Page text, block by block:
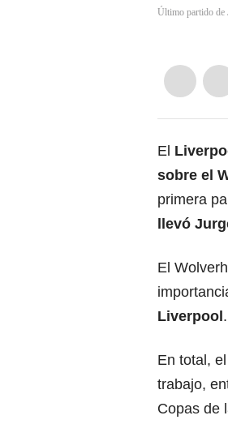
Último partido de
El
sobre el
primera
llevó
El
Liverpool .
En total,
trabajo,
Copas de